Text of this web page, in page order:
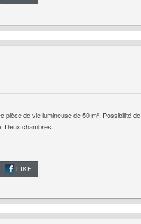
pièce de vie lumineuse de 50 m². Possibilité de
Deux chambres...
LIKE